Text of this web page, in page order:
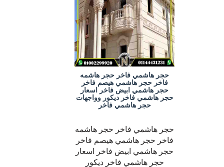
حجر هاشمي فاخر حجر هاشمه
فاخر حجر هاشمي هيصم فاخر
حجر هاشمي ابيض فاخر اسعار
حجر هاشمي فاخر ديكور وواجهات
حجر هاشمي فاخر
حجر هاشمي فاخر حجر هاشمه
فاخر حجر هاشمي هيصم فاخر
حجر هاشمي ابيض فاخر اسعار
حجر هاشمي فاخر ديكور